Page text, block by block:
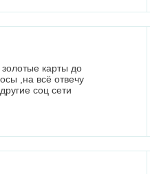
карты до
,на всё отвечу
соц сети